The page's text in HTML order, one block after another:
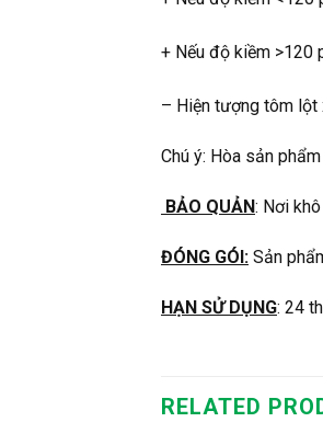
+ Nếu độ kiềm >120
– Hiện tượng tôm
Chú ý: Hòa sản
BẢO QUẢN: Nơi
ĐÓNG GÓI: Sản
HẠN SỬ DỤNG: 24
RELATED